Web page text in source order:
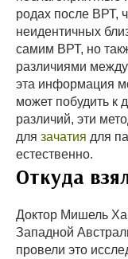
родах после ВРТ,
неидентичных
самим ВРТ, но
различиями
эта информация
может побудить к
различий, эти
для зачатия для
естественно.
Откуда
Доктор Мишель
Западной
провели это